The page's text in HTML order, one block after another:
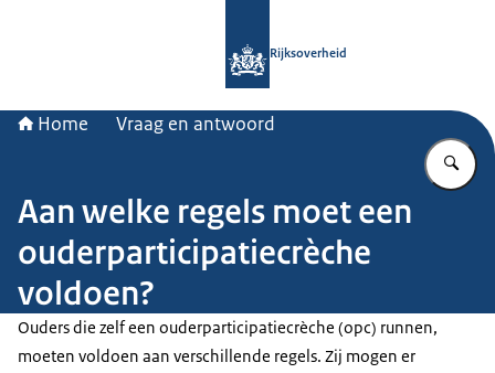
Rijksoverheid
Home Vraag en antwoord
Aan welke regels moet een
ouderparticipatiecrèche
voldoen?
Ouders die zelf een ouderparticipatiecrèche (opc) runnen,
moeten voldoen aan verschillende regels. Zij mogen er